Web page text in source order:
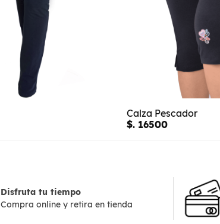
Calza Pescador
$. 16500
Disfruta tu tiempo
Compra online y retira en tienda